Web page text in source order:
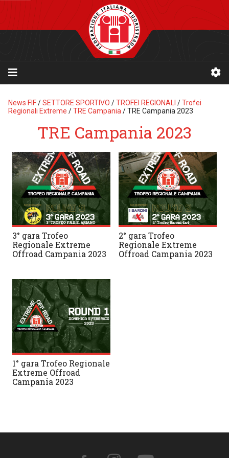
News FIF/SETTORE SPORTIVO /TROFEI REGIONALI /Trofei
Regionali Extreme /TRE Campania /TRE Campania 2023
TRE Campania 2023
3° gara Trofeo
Regionale Extreme
Offroad Campania 2023
2° gara Trofeo
Regionale Extreme
Offroad Campania 2023
1° gara Trofeo Regionale
Extreme Offroad
Campania 2023